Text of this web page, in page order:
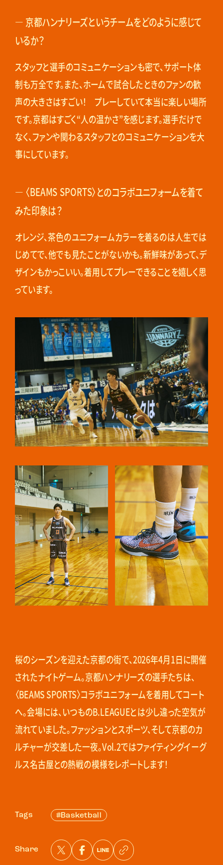
― 京都ハンナリーズというチームをどのように感じて
いるか？
スタッフと選手のコミュニケーションも密で、サポート体
制も万全です。また、ホームで試合したときのファンの歓
声の大きさはすごい！ プレーしていて本当に楽しい場所
です。京都はすごく“人の温かさ”を感じます。選手だけで
なく、ファンや関わるスタッフとのコミュニケーションを大
事にしています。
― 〈BEAMS SPORTS〉とのコラボユニフォームを着て
みた印象は？
オレンジ、茶色のユニフォームカラーを着るのは人生では
じめてで、他でも見たことがないかも。新鮮味があって、デ
ザインもかっこいい。着用してプレーできることを嬉しく思
っています。
桜のシーズンを迎えた京都の街で、2026年4月1日に開催
されたナイトゲーム。京都ハンナリーズの選手たちは、
〈BEAMS SPORTS〉コラボユニフォームを着用してコート
へ。会場には、いつものB.LEAGUEとは少し違った空気が
流れていました。ファッションとスポーツ、そして京都のカ
ルチャーが交差した一夜。Vol.2ではファイティングイーグ
ルス名古屋との熱戦の模様をレポートします！
Tags #Basketball
Share